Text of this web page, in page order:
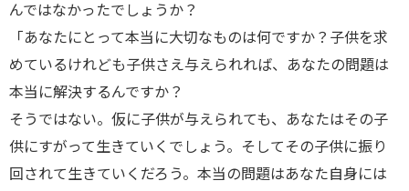
んではなかったでしょうか？
「あなたにとって本当に大切なものは何ですか？子供を求
めているけれども子供さえ与えられれば、あなたの問題は
本当に解決するんですか？
そうではない。仮に子供が与えられても、あなたはその子
供にすがって生きていくでしょう。そしてその子供に振り
回されて生きていくだろう。本当の問題はあなた自身には